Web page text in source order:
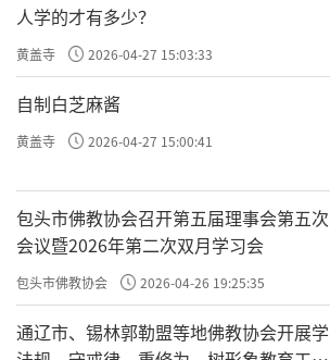
人学的才有多少？
黄盖寺 2026-04-27 15:03:33
自制白芝麻酱
黄盖寺 2026-04-27 15:00:41
包头市佛教协会召开第五届理事会第五次
会议暨2026年第二次双月学习会
包头市佛教协会 2026-04-26 19:25:35
通辽市、锡林郭勒盟等地佛教协会开展学